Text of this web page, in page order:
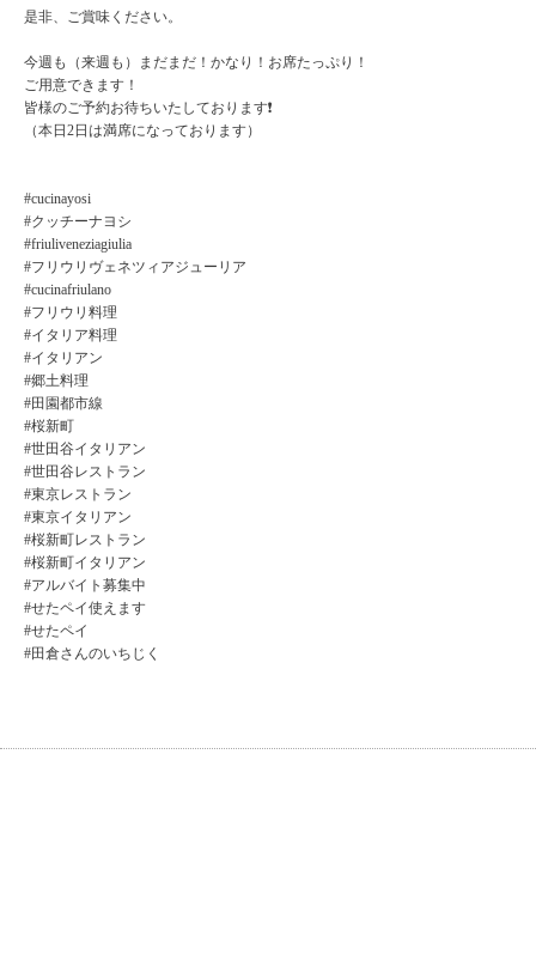
是非、ご賞味ください。
今週も（来週も）まだまだ！かなり！お席たっぷり！
ご用意できます！
皆様のご予約お待ちいたしております❗️
（本日2日は満席になっております）
#cucinayosi
#クッチーナヨシ
#friuliveneziagiulia
#フリウリヴェネツィアジューリア
#cucinafriulano
#フリウリ料理
#イタリア料理
#イタリアン
#郷土料理
#田園都市線
#桜新町
#世田谷イタリアン
#世田谷レストラン
#東京レストラン
#東京イタリアン
#桜新町レストラン
#桜新町イタリアン
#アルバイト募集中
#せたペイ使えます
#せたペイ
#田倉さんのいちじく